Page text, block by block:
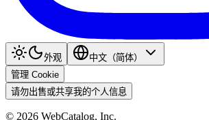
外观
中文（简体）
管理 Cookie
请勿出售或共享我的个人信息
© 2026 WebCatalog, Inc.